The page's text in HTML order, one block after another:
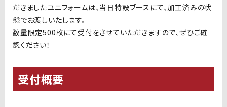
だきましたユニフォームは、当日特設ブースにて、加工済みの状
態でお渡しいたします。
数量限定500枚にて受付をさせていただきますので、ぜひご確
認ください！
受付概要